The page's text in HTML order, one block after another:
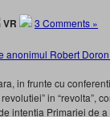
VR 3 Comments »
in frunte cu
in “revolta”,
intentia Primariei de